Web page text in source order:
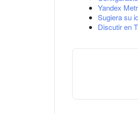
Yandex
Sugiera su
Discutir en